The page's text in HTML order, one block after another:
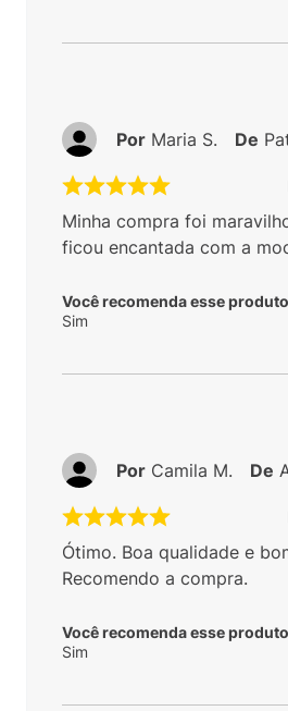
Minha compra foi
ficou encantada com a
Você recomenda esse
Sim
Por Maria S. De
Ótimo. Boa qualidade e
Recomendo a compra.
Você recomenda esse
Sim
Por Camila M. De